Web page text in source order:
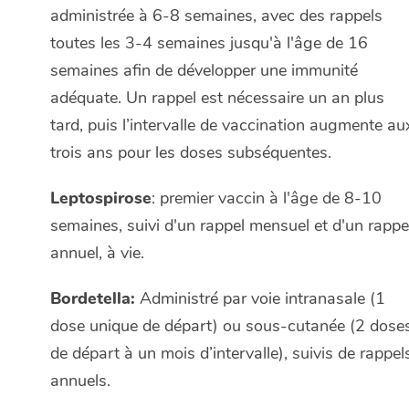
administrée à 6-8 semaines, avec des rappels
toutes les 3-4 semaines jusqu'à l'âge de 16
semaines afin de développer une immunité
adéquate. Un rappel est nécessaire un an plus
tard, puis l’intervalle de vaccination augmente
trois ans pour les doses subséquentes.
Leptospirose: premier vaccin à l'âge de 8-10
semaines, suivi d'un rappel mensuel et d'un
annuel, à vie.
Bordetella: Administré par voie intranasale (1
dose unique de départ) ou sous-cutanée (2
de départ à un mois d’intervalle), suivis de
annuels.